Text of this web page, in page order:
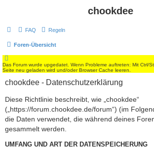
chookdee
FAQ Regeln
Foren-Übersicht
Das Forum wurde upgedatet. Wenn Probleme auftreten: Mit Ctrl/
Seite neu geladen wird und/oder Browser Cache leeren.
chookdee - Datenschutzerklärung
Diese Richtlinie beschreibt, wie „chookdee“
(„https://forum.chookdee.de/forum“) (im
die Daten verwendet, die während deines
gesammelt werden.
UMFANG UND ART DER DATENSPEICHERUNG